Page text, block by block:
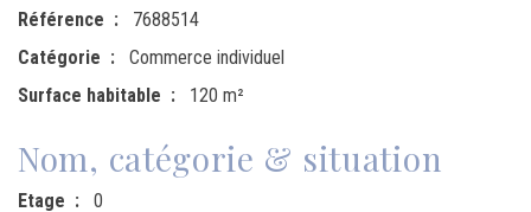
Référence
7688514
Catégorie
Commerce individuel
Surface habitable
120 m²
Nom, catégorie & situation
Etage 0